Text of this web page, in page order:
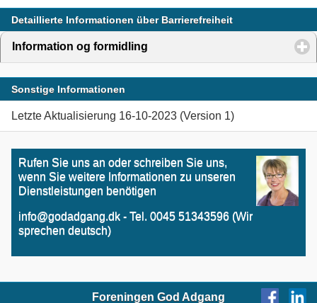
Detaillierte Informationen über Barrierefreiheit
Information og formidling
Sonstige Informationen
Letzte Aktualisierung 16-10-2023 (Version 1)
Rufen Sie uns an oder schreiben Sie uns,
wenn Sie weitere Informationen zu unseren
Dienstleistungen benötigen
info@godadgang.dk - Tel. 0045 51343596 (Wir
sprechen deutsch)
Foreningen God Adgang